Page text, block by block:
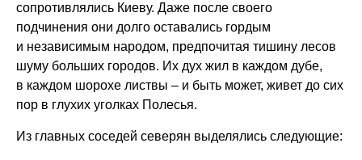
сопротивлялись Киеву. Даже после своего
подчинения они долго оставались гордым
и независимым народом, предпочитая тишину лесов
шуму больших городов. Их дух жил в каждом дубе,
в каждом шорохе листвы – и быть может, живет до сих
пор в глухих уголках Полесья.
Из главных соседей северян выделялись следующие: